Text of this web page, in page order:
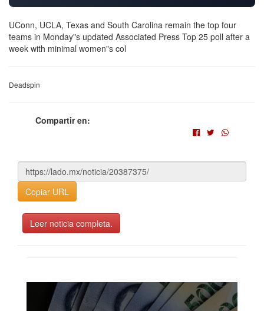
UConn, UCLA, Texas and South Carolina remain the top four
teams in Monday"s updated Associated Press Top 25 poll after a
week with minimal women"s col
Deadspin
Compartir en:
Copiar URL
Leer noticia completa.